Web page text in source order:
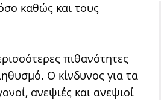
καθώς και τους
πιθανότητες
Ο κίνδυνος για τα
ανεψιές και ανεψιοί